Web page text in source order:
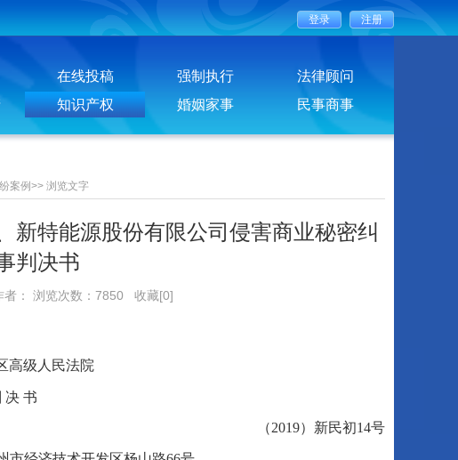
在线投稿 强制执行
法律顾问
知识产权 婚姻家事 民事商事
案例 >> 浏览文字
新特能源股份有限公司侵害商业秘密纠
判决书
者： 浏览次数：7850 收藏[0]
高级人民法院
决 书
（2019）新民初14号